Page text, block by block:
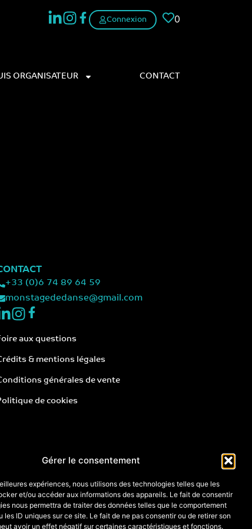
Gérer le consentement
expériences, nous utilisons des technologies telles que les
et/ou accéder aux informations des appareils. Le fait de consentir
nous permettra de traiter des données telles que le comportement
les ID uniques sur ce site. Le fait de ne pas consentir ou de retirer son
avoir un effet négatif sur certaines caractéristiques et fonctions.
Connexion 0
ORGANISATEUR CONTACT
+33 (0)6 74 89 64 59
monstagededanse@gmail.com
aux questions
& mentions légales
générales de vente
de cookies